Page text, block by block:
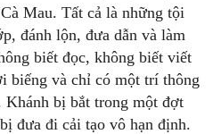
Mau. Tất cả là những tội
đánh lộn, đưa dẫn và làm
biết đọc, không biết viết
biếng và chỉ có một trí thông
bị bắt trong một đợt
đưa đi cải tạo vô hạn định.